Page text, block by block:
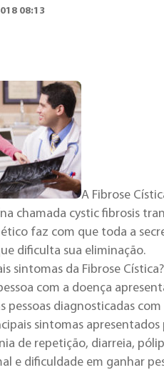
08:13
A Fibrose
chamada cystic fibrosis
faz com que toda a
dificulta sua eliminação.
sintomas da Fibrose
com a doença
pessoas diagnosticadas
sintomas
de repetição, diarreia,
e dificuldade em ganhar